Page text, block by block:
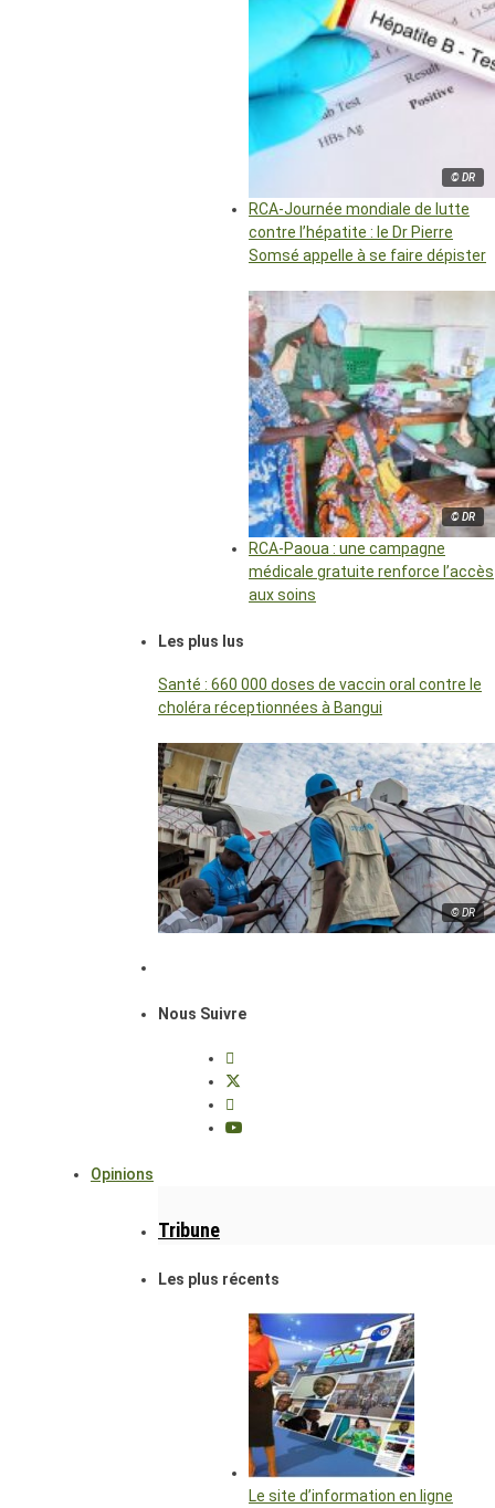
© DR
RCA-Journée mondiale de lutte
contre l’hépatite : le Dr Pierre
Somsé appelle à se faire dépister
© DR
RCA-Paoua : une campagne
médicale gratuite renforce l’accès
aux soins
Les plus lus
Santé : 660 000 doses de vaccin oral contre le
choléra réceptionnées à Bangui
© DR
Nous Suivre
Opinions
Tribune
Les plus récents
Le site d’information en ligne